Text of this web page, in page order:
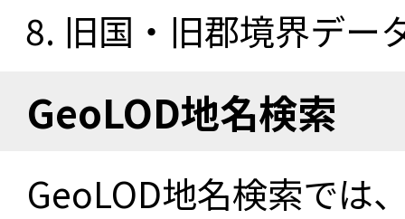
旧国・旧郡境界デー
GeoLOD地名検索
GeoLOD地名検索では